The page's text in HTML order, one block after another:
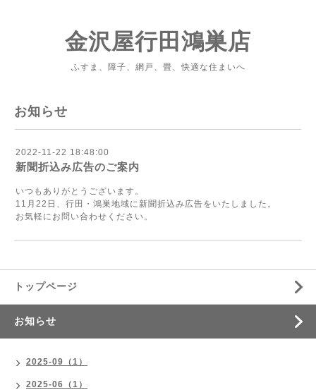
金沢屋行田鴻巣店
ふすま、障子、網戸、畳、快適な住まいへ
お知らせ
2022-11-22 18:48:00
新聞折込み広告のご案内
いつもありがとうございます。
11月22日、行田・鴻巣地域に新聞折込み広告をいたしました。
お気軽にお問い合わせください。
トップページ
お知らせ
2025-09（1）
2025-06（1）